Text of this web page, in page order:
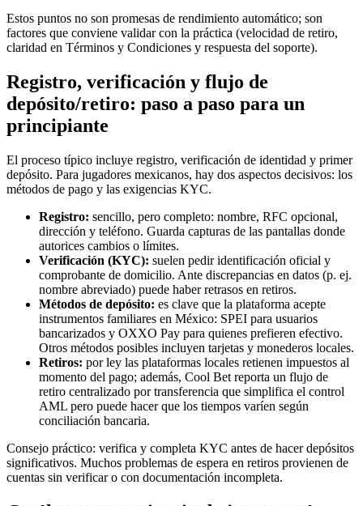
Estos puntos no son promesas de rendimiento automático; son
factores que conviene validar con la práctica (velocidad de retiro,
claridad en Términos y Condiciones y respuesta del soporte).
Registro, verificación y flujo de
depósito/retiro: paso a paso para un
principiante
El proceso típico incluye registro, verificación de identidad y primer
depósito. Para jugadores mexicanos, hay dos aspectos decisivos: los
métodos de pago y las exigencias KYC.
Registro: sencillo, pero completo: nombre, RFC opcional,
dirección y teléfono. Guarda capturas de las pantallas donde
autorices cambios o límites.
Verificación (KYC): suelen pedir identificación oficial y
comprobante de domicilio. Ante discrepancias en datos (p. ej.
nombre abreviado) puede haber retrasos en retiros.
Métodos de depósito: es clave que la plataforma acepte
instrumentos familiares en México: SPEI para usuarios
bancarizados y OXXO Pay para quienes prefieren efectivo.
Otros métodos posibles incluyen tarjetas y monederos locales.
Retiros: por ley las plataformas locales retienen impuestos al
momento del pago; además, Cool Bet reporta un flujo de
retiro centralizado por transferencia que simplifica el control
AML pero puede hacer que los tiempos varíen según
conciliación bancaria.
Consejo práctico: verifica y completa KYC antes de hacer depósitos
significativos. Muchos problemas de espera en retiros provienen de
cuentas sin verificar o con documentación incompleta.